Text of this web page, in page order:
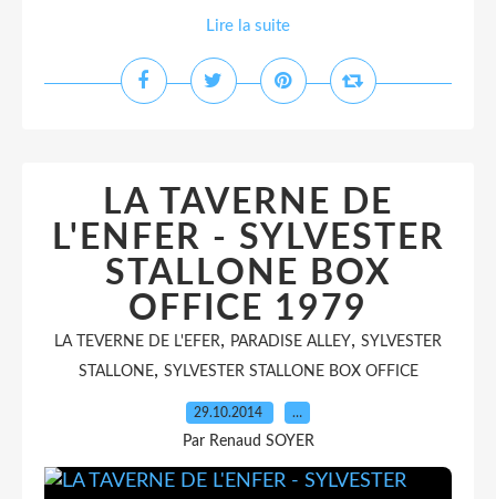
Lire la suite
LA TAVERNE DE
L'ENFER - SYLVESTER
STALLONE BOX
OFFICE 1979
LA TEVERNE DE L'EFER, PARADISE ALLEY, SYLVESTER
STALLONE, SYLVESTER STALLONE BOX OFFICE
29.10.2014 …
Par Renaud SOYER